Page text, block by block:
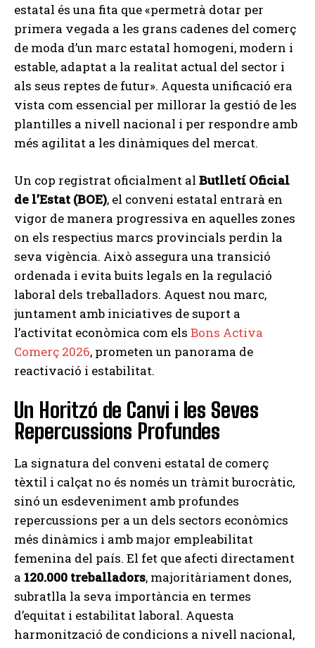
estatal és una fita que «permetrà dotar per
primera vegada a les grans cadenes del comerç
de moda d’un marc estatal homogeni, modern i
estable, adaptat a la realitat actual del sector i
als seus reptes de futur». Aquesta unificació era
vista com essencial per millorar la gestió de les
plantilles a nivell nacional i per respondre amb
més agilitat a les dinàmiques del mercat.
Un cop registrat oficialment al Butlletí Oficial
de l’Estat (BOE), el conveni estatal entrarà en
vigor de manera progressiva en aquelles zones
on els respectius marcs provincials perdin la
seva vigència. Això assegura una transició
ordenada i evita buits legals en la regulació
laboral dels treballadors. Aquest nou marc,
juntament amb iniciatives de suport a
l’activitat econòmica com els Bons Activa
Comerç 2026, prometen un panorama de
reactivació i estabilitat.
Un Horitzó de Canvi i les Seves
Repercussions Profundes
La signatura del conveni estatal de comerç
tèxtil i calçat no és només un tràmit burocràtic,
sinó un esdeveniment amb profundes
repercussions per a un dels sectors econòmics
més dinàmics i amb major empleabilitat
femenina del país. El fet que afecti directament
a 120.000 treballadors, majoritàriament dones,
subratlla la seva importància en termes
d’equitat i estabilitat laboral. Aquesta
harmonització de condicions a nivell nacional,